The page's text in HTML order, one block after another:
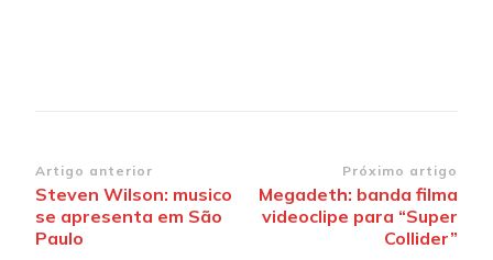
Navegação
de
post
Artigo anterior
Steven Wilson: musico
se apresenta em São
Paulo
Próximo artigo
Megadeth: banda filma
videoclipe para “Super
Collider”